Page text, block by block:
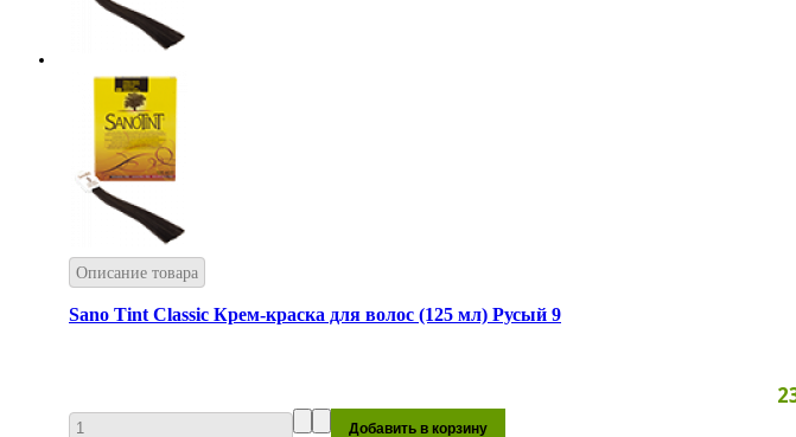
Описание товара
Sano Tint Classic Крем-краска для волос (125 мл) Русый 9